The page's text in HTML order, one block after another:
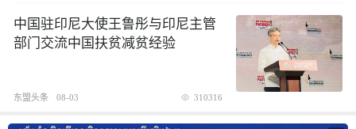
中国驻印尼大使王鲁彤与印尼主管
部门交流中国扶贫减贫经验
东盟头条 08-03 310316